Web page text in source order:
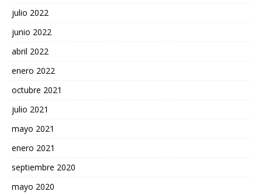
julio 2022
junio 2022
abril 2022
enero 2022
octubre 2021
julio 2021
mayo 2021
enero 2021
septiembre 2020
mayo 2020